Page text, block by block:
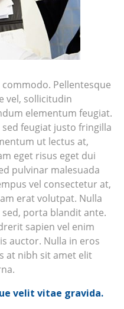
Pellentesque
vel, sollicitudin
elementum feugiat.
feugiat justo fringilla
ut lectus at,
eget risus eget dui
pulvinar malesuada
vel consectetur at,
erat volutpat. Nulla
porta blandit ante.
sapien vel enim
auctor. Nulla in eros
at nibh sit amet elit
velit vitae gravida.